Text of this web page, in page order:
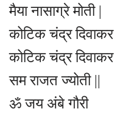
मैया नासाग्रे मोती |
कोटिक चंद्र दिवाकर
कोटिक चंद्र दिवाकर
सम राजत ज्योती ||
ॐ जय अंबे गौरी